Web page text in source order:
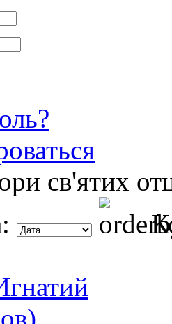
св'ятих